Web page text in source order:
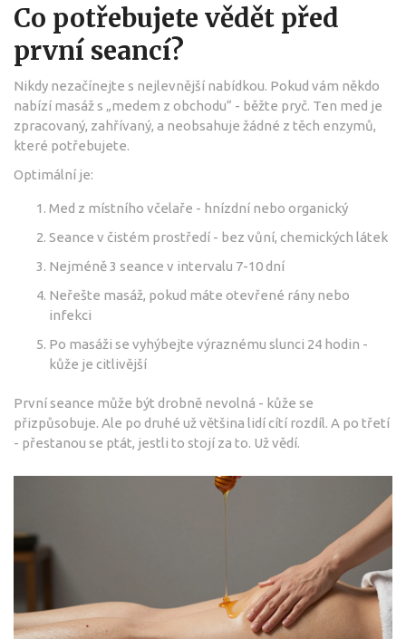
Co potřebujete vědět před
první seancí?
Nikdy nezačínejte s nejlevnější nabídkou. Pokud vám někdo
nabízí masáž s „medem z obchodu“ - běžte pryč. Ten med je
zpracovaný, zahřívaný, a neobsahuje žádné z těch enzymů,
které potřebujete.
Optimální je:
Med z místního včelaře - hnízdní nebo organický
Seance v čistém prostředí - bez vůní, chemických látek
Nejméně 3 seance v intervalu 7-10 dní
Neřešte masáž, pokud máte otevřené rány nebo
infekci
Po masáži se vyhýbejte výraznému slunci 24 hodin -
kůže je citlivější
První seance může být drobně nevolná - kůže se
přizpůsobuje. Ale po druhé už většina lidí cítí rozdíl. A po třetí
- přestanou se ptát, jestli to stojí za to. Už vědí.